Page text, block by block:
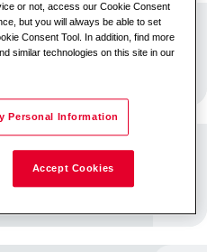
or not, access our Cookie Consent
but you will always be able to set
Consent Tool. In addition, find more
similar technologies on this site in our
Personal Information
Accept Cookies